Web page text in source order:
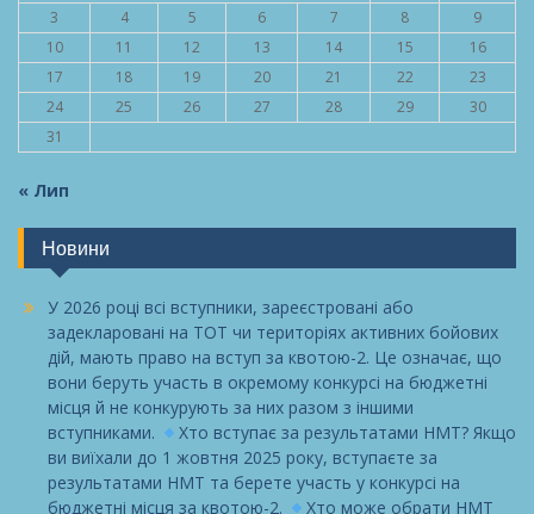
3
4 5 6 7 8
9
10
11 12 13 14 15
16
17
18 19 20 21 22
23
24
25 26 27 28 29
30
31
« Лип
Новини
У 2026 році всі вступники, зареєстровані або
задекларовані на ТОТ чи територіях активних бойових
дій, мають право на вступ за квотою-2. Це означає, що
вони беруть участь в окремому конкурсі на бюджетні
місця й не конкурують за них разом з іншими
вступниками.
Хто вступає за результатами НМТ? Якщо
ви виїхали до 1 жовтня 2025 року, вступаєте за
результатами НМТ та берете участь у конкурсі на
бюджетні місця за квотою-2.
Хто може обрати НМТ